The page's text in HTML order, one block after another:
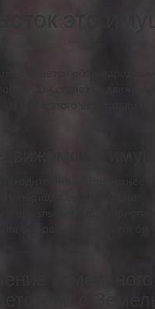
это
считается
Он станет
После этого есть право
без разрушения хотя
с